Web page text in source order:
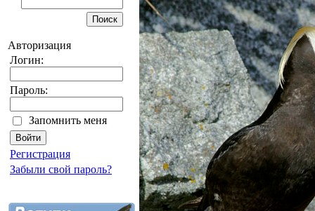
Авторизация
Логин:
Пароль:
Запомнить меня
Регистрация
Забыли свой пароль?